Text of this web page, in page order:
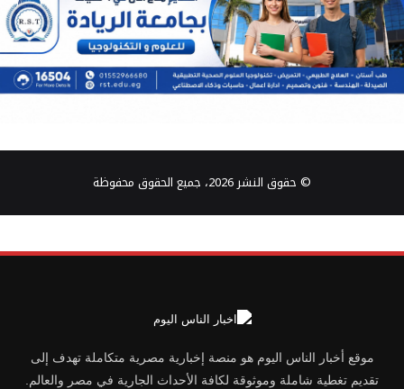
© حقوق النشر 2026، جميع الحقوق محفوظة
موقع أخبار الناس اليوم هو منصة إخبارية مصرية متكاملة تهدف إلى
تقديم تغطية شاملة وموثوقة لكافة الأحداث الجارية في مصر والعالم.